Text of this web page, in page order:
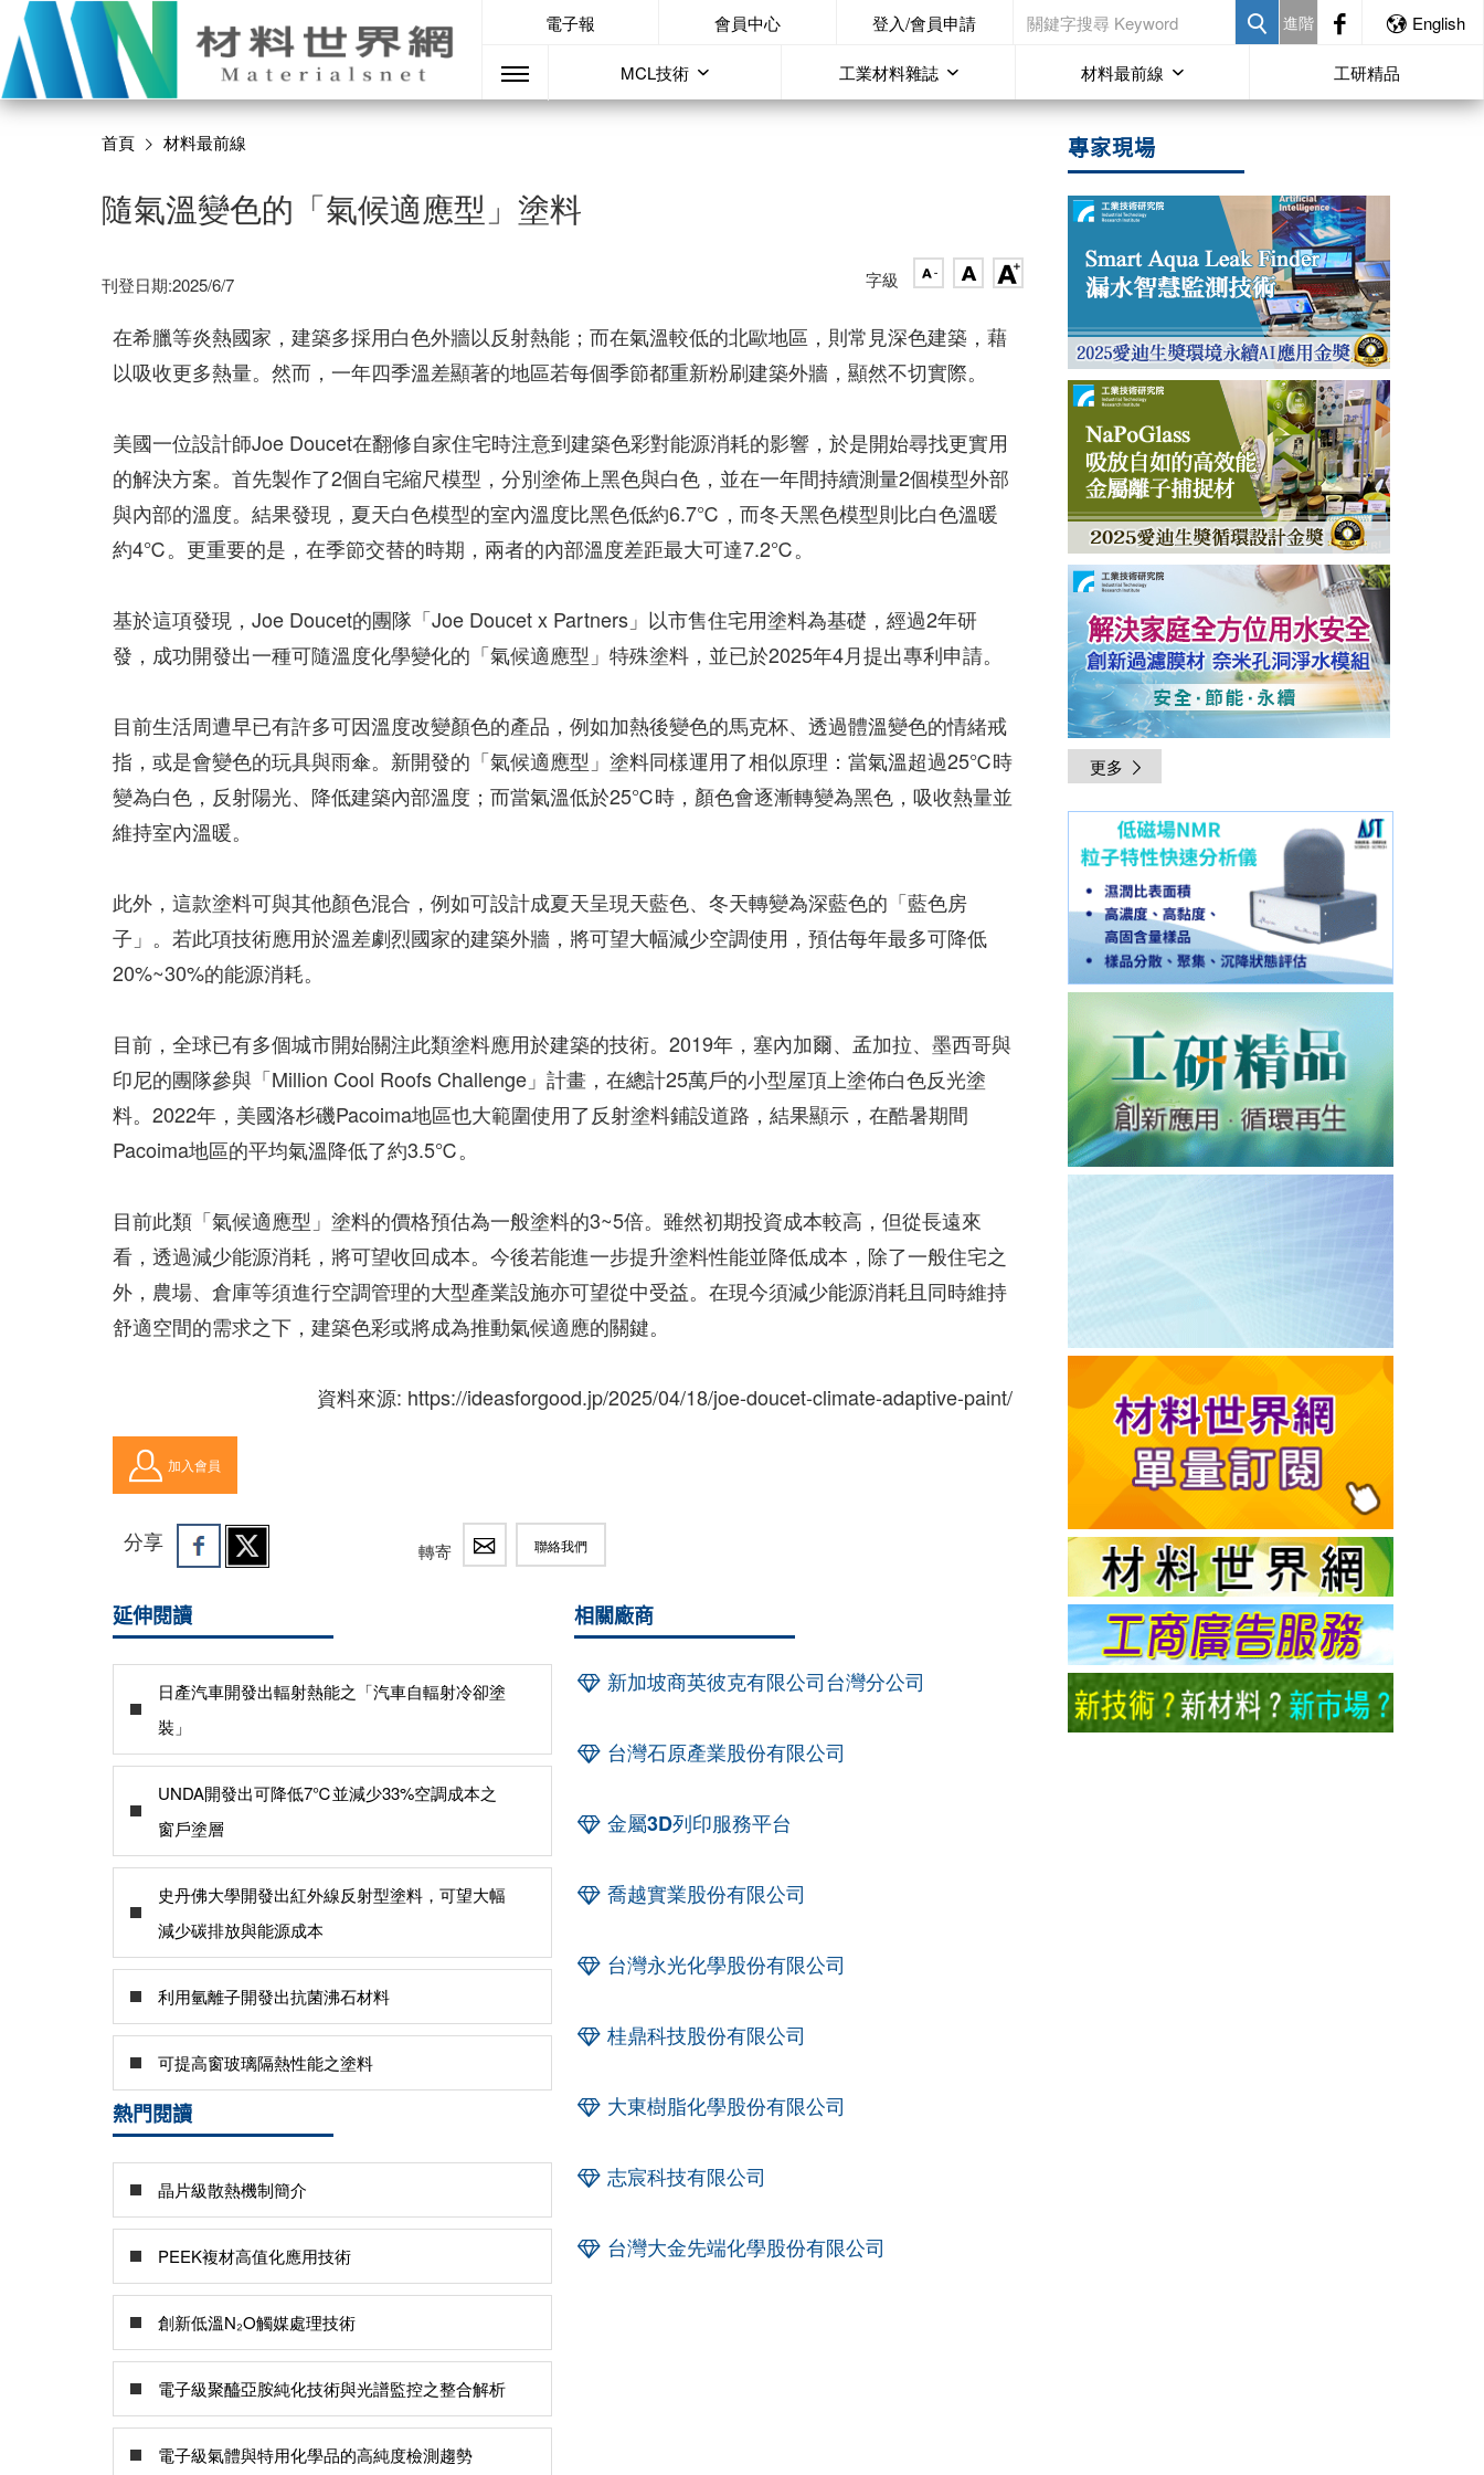
電子報 會員中心 登入/會員申請 進階 English
MCL技術 工業材料雜誌 材料最前線 工研精品
首頁 材料最前線
隨氣溫變色的「氣候適應型」塗料
刊登日期:2025/6/7 字級
在希臘等炎熱國家，建築多採用白色外牆以反射熱能；而在氣溫較低的北歐地區，則常見深色建築，藉
以吸收更多熱量。然而，一年四季溫差顯著的地區若每個季節都重新粉刷建築外牆，顯然不切實際。
美國一位設計師Joe Doucet在翻修自家住宅時注意到建築色彩對能源消耗的影響，於是開始尋找更實用
的解決方案。首先製作了2個自宅縮尺模型，分別塗佈上黑色與白色，並在一年間持續測量2個模型外部
與內部的溫度。結果發現，夏天白色模型的室內溫度比黑色低約6.7℃，而冬天黑色模型則比白色溫暖
約4℃。更重要的是，在季節交替的時期，兩者的內部溫度差距最大可達7.2℃。
基於這項發現，Joe Doucet的團隊「Joe Doucet x Partners」以市售住宅用塗料為基礎，經過2年研
發，成功開發出一種可隨溫度化學變化的「氣候適應型」特殊塗料，並已於2025年4月提出專利申請。
目前生活周遭早已有許多可因溫度改變顏色的產品，例如加熱後變色的馬克杯、透過體溫變色的情緒戒
指，或是會變色的玩具與雨傘。新開發的「氣候適應型」塗料同樣運用了相似原理：當氣溫超過25℃時
變為白色，反射陽光、降低建築內部溫度；而當氣溫低於25℃時，顏色會逐漸轉變為黑色，吸收熱量並
維持室內溫暖。
此外，這款塗料可與其他顏色混合，例如可設計成夏天呈現天藍色、冬天轉變為深藍色的「藍色房
子」。若此項技術應用於溫差劇烈國家的建築外牆，將可望大幅減少空調使用，預估每年最多可降低
20%~30%的能源消耗。
目前，全球已有多個城市開始關注此類塗料應用於建築的技術。2019年，塞內加爾、孟加拉、墨西哥與
印尼的團隊參與「Million Cool Roofs Challenge」計畫，在總計25萬戶的小型屋頂上塗佈白色反光塗
料。2022年，美國洛杉磯Pacoima地區也大範圍使用了反射塗料鋪設道路，結果顯示，在酷暑期間
Pacoima地區的平均氣溫降低了約3.5℃。
目前此類「氣候適應型」塗料的價格預估為一般塗料的3~5倍。雖然初期投資成本較高，但從長遠來
看，透過減少能源消耗，將可望收回成本。今後若能進一步提升塗料性能並降低成本，除了一般住宅之
外，農場、倉庫等須進行空調管理的大型產業設施亦可望從中受益。在現今須減少能源消耗且同時維持
舒適空間的需求之下，建築色彩或將成為推動氣候適應的關鍵。
資料來源: https://ideasforgood.jp/2025/04/18/joe-doucet-climate-adaptive-paint/
加入會員
分享 轉寄 聯絡我們
延伸閱讀
日產汽車開發出輻射熱能之「汽車自輻射冷卻塗
裝」
UNDA開發出可降低7℃並減少33%空調成本之
窗戶塗層
史丹佛大學開發出紅外線反射型塗料，可望大幅
減少碳排放與能源成本
利用氫離子開發出抗菌沸石材料
可提高窗玻璃隔熱性能之塗料
熱門閱讀
晶片級散熱機制簡介
PEEK複材高值化應用技術
創新低溫N₂O觸媒處理技術
電子級聚醯亞胺純化技術與光譜監控之整合解析
電子級氣體與特用化學品的高純度檢測趨勢
相關廠商
新加坡商英彼克有限公司台灣分公司
台灣石原產業股份有限公司
金屬3D列印服務平台
喬越實業股份有限公司
台灣永光化學股份有限公司
桂鼎科技股份有限公司
大東樹脂化學股份有限公司
志宸科技有限公司
台灣大金先端化學股份有限公司
專家現場
更多